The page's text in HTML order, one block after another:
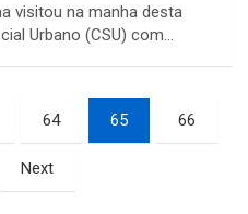
visitou na manha desta
Urbano (CSU) com…
64 65 66
Next